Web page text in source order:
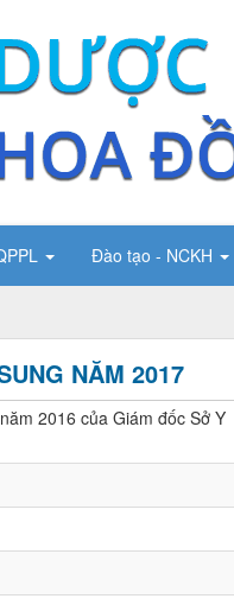
Đào tạo - NCKH
NĂM 2017
2016 của Giám đốc Sở Y